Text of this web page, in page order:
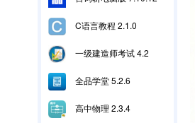
C语言教程 2.1.0
一级建造师考试 4.2
全品学堂 5.2.6
高中物理 2.3.4